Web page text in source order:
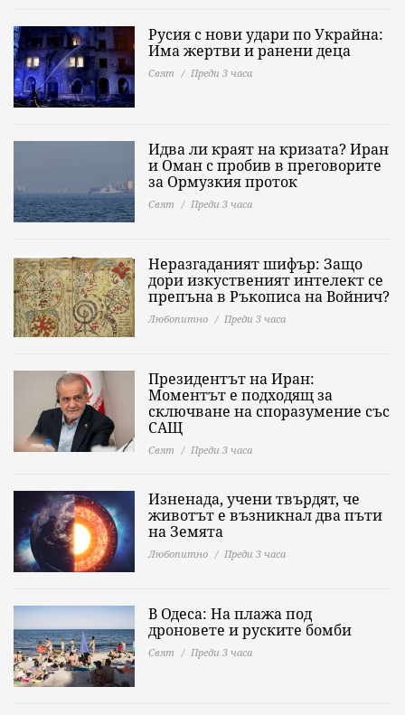
Русия с нови удари по Украйна:
Има жертви и ранени деца
Свят Преди 3 часа
Идва ли краят на кризата? Иран
и Оман с пробив в преговорите
за Ормузкия проток
Свят Преди 3 часа
Неразгаданият шифър: Защо
дори изкуственият интелект се
препъна в Ръкописа на Войнич?
Любопитно Преди 3 часа
Президентът на Иран:
Моментът е подходящ за
сключване на споразумение със
САЩ
Свят Преди 3 часа
Изненада, учени твърдят, че
животът е възникнал два пъти
на Земята
Любопитно Преди 3 часа
В Одеса: На плажа под
дроновете и руските бомби
Свят Преди 3 часа